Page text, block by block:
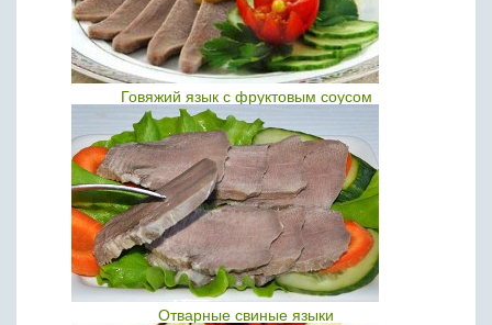
Говяжий язык c фруктовым соусом
Отварные свиные языки